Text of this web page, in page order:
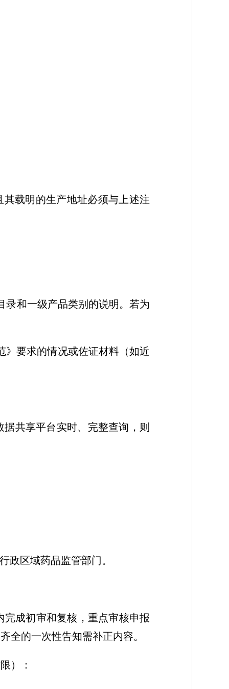
载明的生产地址必须与上述注
录和一级产品类别的说明。若为
》要求的情况或佐证材料（如近
共享平台实时、完整查询，则
政区域药品监管部门。
成初审和复核，重点审核申报
全的一次性告知需补正内容。
）：